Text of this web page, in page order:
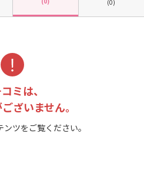
(0)
ミは、
ざいません。
ツをご覧ください。